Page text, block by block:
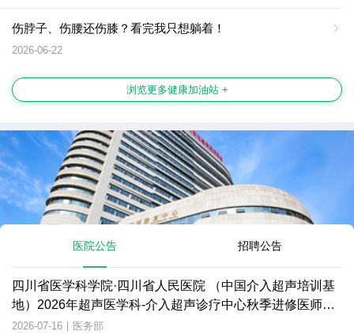
伤脖子、伤腰还伤膝？看完我只想躺着！
2026-06-22
浏览更多健康加油站 +
医院公告 招聘公告
四川省医学科学院·四川省人民医院 （中国介入超声培训基
地）2026年超声医学科-介入超声诊疗中心秋季进修医师招
生简章
2026-07-16 | 医务部